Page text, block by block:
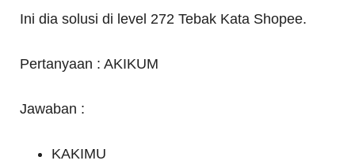
Ini dia solusi di level 272 Tebak Kata Shopee.
Pertanyaan : AKIKUM
Jawaban :
KAKIMU